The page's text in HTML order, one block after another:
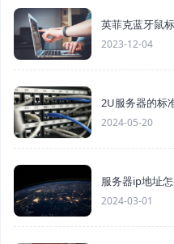
英菲克蓝牙鼠
2023-12-04
2U服务器的标
2024-05-20
服务器ip地址
2024-03-01